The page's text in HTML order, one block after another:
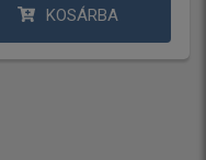
KOSÁRBA